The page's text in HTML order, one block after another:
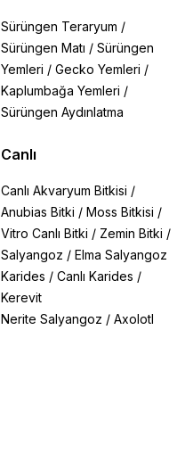
Sürüngen Teraryum /
Sürüngen Matı / Sürüngen
Yemleri / Gecko Yemleri /
Kaplumbağa Yemleri /
Sürüngen Aydınlatma
Canlı
Canlı Akvaryum Bitkisi /
Anubias Bitki / Moss Bitkisi /
Vitro Canlı Bitki / Zemin Bitki /
Salyangoz / Elma Salyangoz
Karides / Canlı Karides /
Kerevit
Nerite Salyangoz / Axolotl